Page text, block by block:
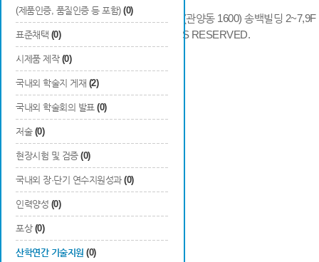
(제품인증, 품질인증 등 포함) (0)
표준채택 (0)
시제품 제작 (0)
국내외 학술지 게재 (2)
국내외 학술회의 발표 (0)
저술 (0)
현장시험 및 검증 (0)
국내외 장·단기 연수지원성과 (0)
인력양성 (0)
포상 (0)
산학연간 기술지원 (0)
14066 경기도 안양시 동안구 시민대로 286 (관양동 1600) 송백빌딩
COPYRIGHTS © 2014 KAIA, ALL RIGHTS RESERVED.